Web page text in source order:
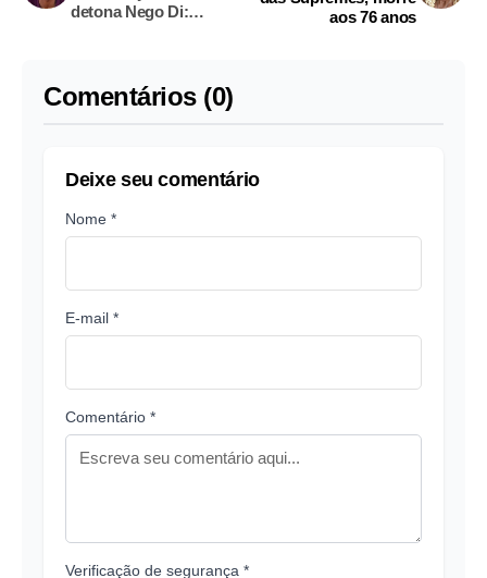
detona Nego Di:
aos 76 anos
Comentários (0)
Deixe seu comentário
Nome *
E-mail *
Comentário *
Verificação de segurança *